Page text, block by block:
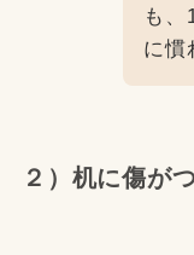
も、
に慣
２）机に傷が